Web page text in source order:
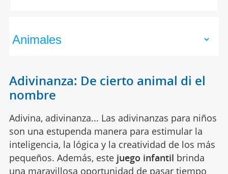
Adivinanza: De cierto animal di el
nombre
Adivina, adivinanza... Las adivinanzas para niños
son una estupenda manera para estimular la
inteligencia, la lógica y la creatividad de los más
pequeños. Además, este juego infantil brinda
una maravillosa oportunidad de pasar tiempo